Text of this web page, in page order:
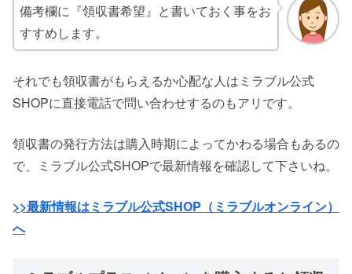
備考欄に『領収書希望』と書いておく事をお
すすめします。
それでも領収書がもらえるか心配な人はミラブル公式
SHOPに直接電話で問い合わせするのもアリです。
領収書の発行方法は購入時期によってかわる場合もあるの
で、ミラブル公式SHOPで最新情報を確認して下さいね。
>>最新情報はミラブル公式SHOP（ミラブルオンライン）
へ